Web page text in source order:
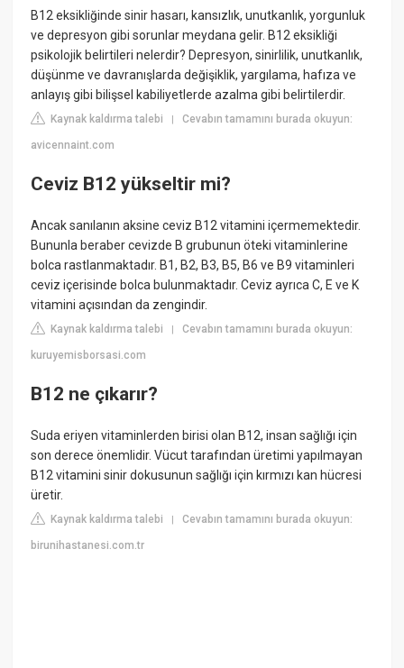
B12 eksikliğinde sinir hasarı, kansızlık, unutkanlık, yorgunluk
ve depresyon gibi sorunlar meydana gelir. B12 eksikliği
psikolojik belirtileri nelerdir? Depresyon, sinirlilik, unutkanlık,
düşünme ve davranışlarda değişiklik, yargılama, hafıza ve
anlayış gibi bilişsel kabiliyetlerde azalma gibi belirtilerdir.
Kaynak kaldırma talebi |Cevabın tamamını burada okuyun:
avicennaint.com
Ceviz B12 yükseltir mi?
Ancak sanılanın aksine ceviz B12 vitamini içermemektedir.
Bununla beraber cevizde B grubunun öteki vitaminlerine
bolca rastlanmaktadır. B1, B2, B3, B5, B6 ve B9 vitaminleri
ceviz içerisinde bolca bulunmaktadır. Ceviz ayrıca C, E ve K
vitamini açısından da zengindir.
Kaynak kaldırma talebi |Cevabın tamamını burada okuyun:
kuruyemisborsasi.com
B12 ne çıkarır?
Suda eriyen vitaminlerden birisi olan B12, insan sağlığı için
son derece önemlidir. Vücut tarafından üretimi yapılmayan
B12 vitamini sinir dokusunun sağlığı için kırmızı kan hücresi
üretir.
Kaynak kaldırma talebi |Cevabın tamamını burada okuyun:
birunihastanesi.com.tr